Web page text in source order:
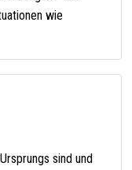
wie
sind und